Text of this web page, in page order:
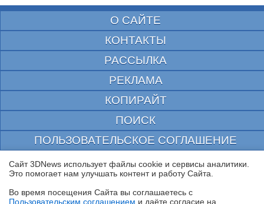
О САЙТЕ
КОНТАКТЫ
РАССЫЛКА
РЕКЛАМА
КОПИРАЙТ
ПОИСК
ПОЛЬЗОВАТЕЛЬСКОЕ СОГЛАШЕНИЕ
ЗАЩИЩЕНО CURATOR
© 1997—2026 Электронное периодическое издание "3ДНьюс" | Свидетельство о
выдано Федеральной Службой по надзору за соблюдением законодательства в сфере
Сайт 3DNews использует файлы cookie и сервисы аналитики.
Это помогает нам улучшать контент и работу Cайта.
Во время посещения Cайта вы соглашаетесь с
Пользовательским соглашением и даёте согласие на